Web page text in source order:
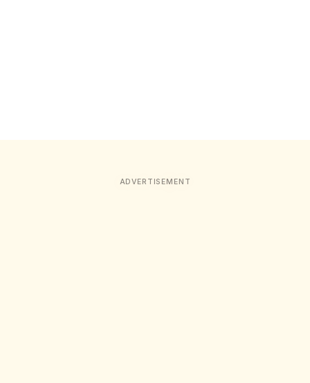
ADVERTISEMENT